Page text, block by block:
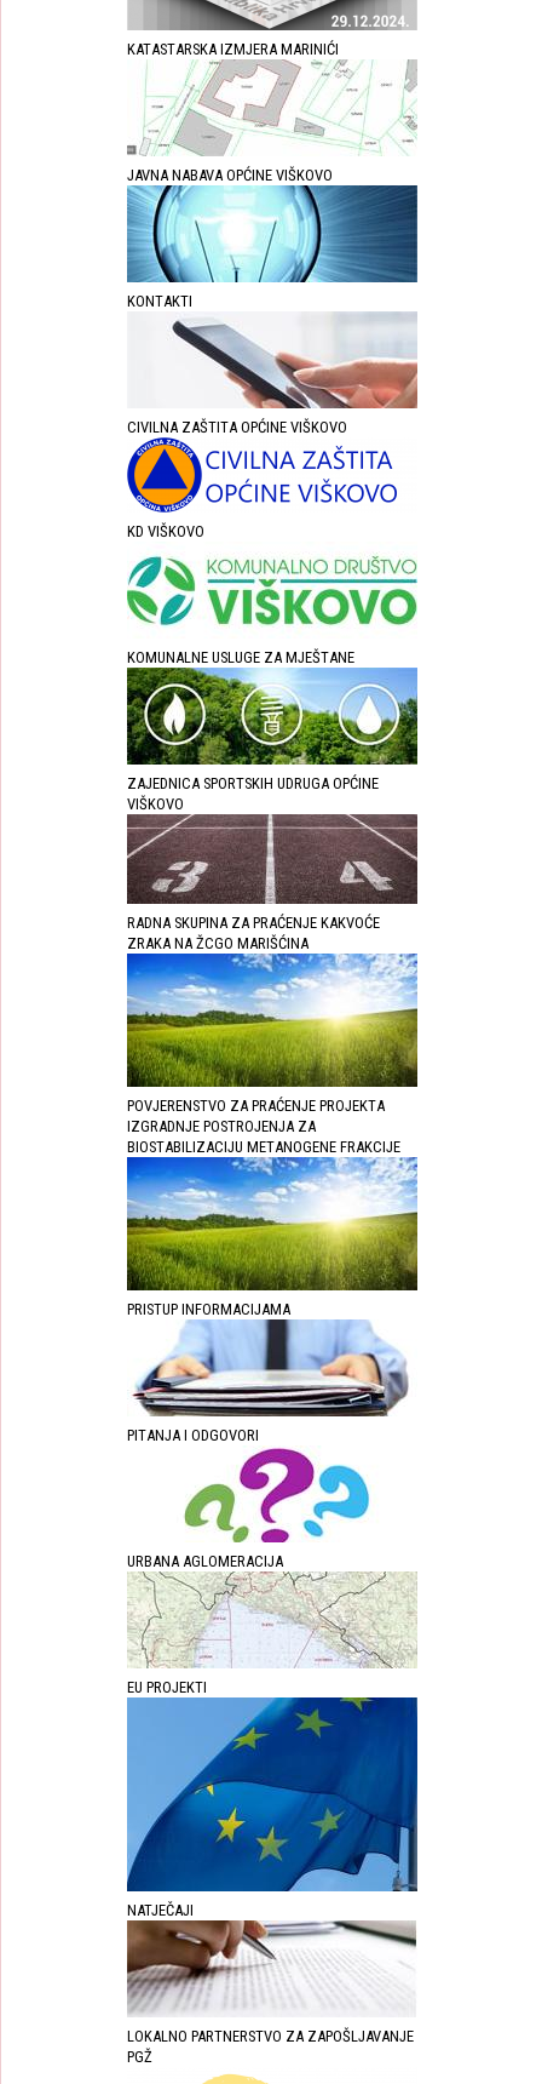
KATASTARSKA IZMJERA MARINIĆI
JAVNA NABAVA OPĆINE VIŠKOVO
KONTAKTI
CIVILNA ZAŠTITA OPĆINE VIŠKOVO
KD VIŠKOVO
KOMUNALNE USLUGE ZA MJEŠTANE
ZAJEDNICA SPORTSKIH UDRUGA OPĆINE
VIŠKOVO
RADNA SKUPINA ZA PRAĆENJE KAKVOĆE
ZRAKA NA ŽCGO MARIŠĆINA
POVJERENSTVO ZA PRAĆENJE PROJEKTA
IZGRADNJE POSTROJENJA ZA
BIOSTABILIZACIJU METANOGENE FRAKCIJE
PRISTUP INFORMACIJAMA
PITANJA I ODGOVORI
URBANA AGLOMERACIJA
EU PROJEKTI
NATJEČAJI
LOKALNO PARTNERSTVO ZA ZAPOŠLJAVANJE
PGŽ